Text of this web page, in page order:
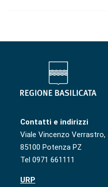
Contatti e indirizzi
Viale Vincenzo Verrastro,
85100 Potenza PZ
Tel 0971 661111
URP